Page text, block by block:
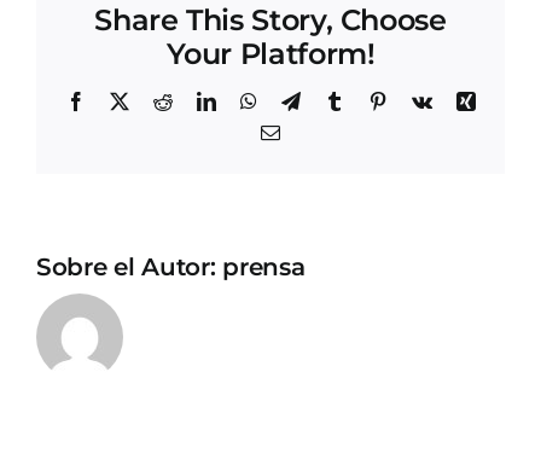
Share This Story, Choose
Your Platform!
Facebook
X RedditLinkedInWhatsApp
TelegramTumblrPinterest
Vk
Xing
Correo
Sobre el Autor: prensa